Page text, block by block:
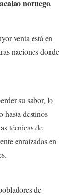
noruego,
venta está en
naciones donde
su sabor, lo
hasta destinos
técnicas de
enraizadas en
de